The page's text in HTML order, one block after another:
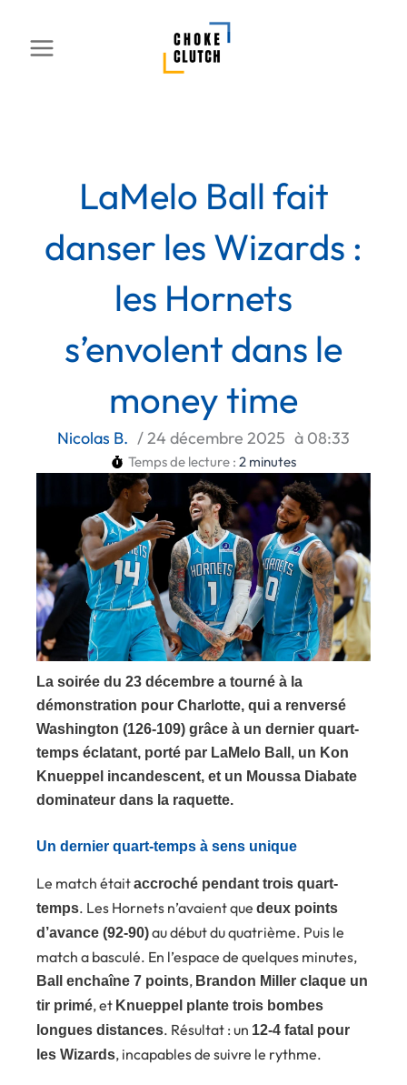
contenu
LaMelo Ball fait
danser les Wizards :
les Hornets
s’envolent dans le
money time
Nicolas B. /24 décembre 2025 à 08:33
Temps de lecture : 2 minutes
La soirée du 23 décembre a tourné à la
démonstration pour Charlotte, qui a renversé
Washington (126-109) grâce à un dernier quart-
temps éclatant, porté par LaMelo Ball, un Kon
Knueppel incandescent, et un Moussa Diabate
dominateur dans la raquette.
Un dernier quart-temps à sens unique
Le match étaitaccroché pendant trois quart-
temps. Les Hornets n’avaient que deux points
d’avance (92-90)au début du quatrième. Puis le
match a basculé. En l’espace de quelques minutes,
Ball enchaîne 7 points, Brandon Miller claque un
tir primé, et Knueppel plante trois bombes
longues distances. Résultat : un 12-4 fatal pour
les Wizards, incapables de suivre le rythme.